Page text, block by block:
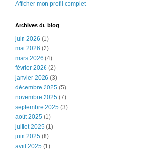
Afficher mon profil complet
Archives du blog
juin 2026 (1)
mai 2026 (2)
mars 2026 (4)
février 2026 (2)
janvier 2026 (3)
décembre 2025 (5)
novembre 2025 (7)
septembre 2025 (3)
août 2025 (1)
juillet 2025 (1)
juin 2025 (8)
avril 2025 (1)